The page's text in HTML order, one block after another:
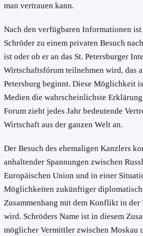
man vertrauen kann.
Nach den verfügbaren Informationen
Schröder zu einem privaten Besuch
ist oder ob er an das St. Petersburger
Wirtschaftsfórum teilnehmen wird, das
Petersburg beginnt. Diese Möglichkeit
Medien die wahrscheinlichste
Forum zieht jedes Jahr bedeutende
Wirtschaft aus der ganzen Welt an.
Der Besuch des ehemaligen Kanzlers
anhaltender Spannungen zwischen
Europäischen Union und in einer
Möglichkeiten zukünftiger
Zusammenhang mit dem Konflikt in
wird. Schröders Name ist in diesem
möglicher Vermittler zwischen Moskau